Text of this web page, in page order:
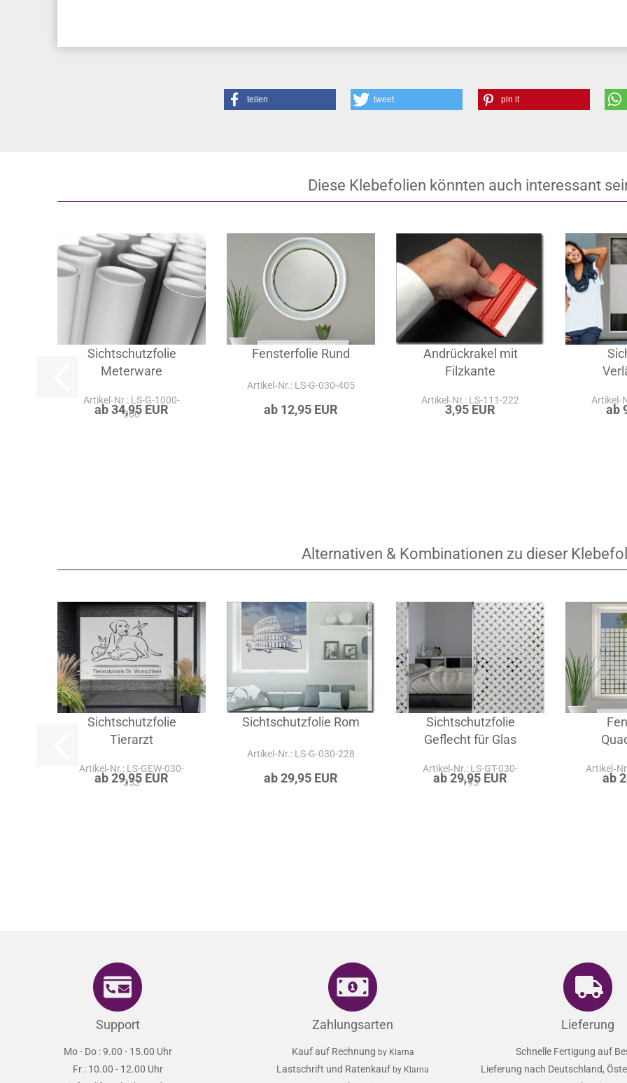
teilen tweet pin it
Diese Klebefolien könnten auch interessant
Sichtschutzfolie
Meterware
Artikel‑Nr.: LS-G-1000-
300
ab 34,95 EUR
Fensterfolie Rund
Artikel‑Nr.: LS-G-030-405
ab 12,95 EUR
Andrückrakel mit
Filzkante
Artikel‑Nr.: LS-111-222
3,95 EUR ab
Alternativen & Kombinationen zu dieser
Sichtschutzfolie
Tierarzt
Artikel‑Nr.: LS-GEW-030-
353
ab 29,95 EUR
Sichtschutzfolie Rom
Artikel‑Nr.: LS-G-030-228
ab 29,95 EUR
Sichtschutzfolie
Geflecht für Glas
Artikel‑Nr.: LS-GT-030-
193
ab 29,95 EUR ab
Support
Mo - Do : 9.00 - 15.00 Uhr
Fr : 10.00 - 12.00 Uhr
Zahlungsarten
Kauf auf Rechnung by Klarna
Lastschrift und Ratenkauf by Klarna
Lieferung
Schnelle Fertigung auf
Lieferung nach Deutschland,